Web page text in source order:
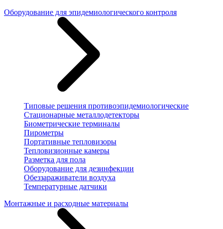
Оборудование для эпидемиологического контроля
Типовые решения противоэпидемиологические
Стационарные металлодетекторы
Биометрические терминалы
Пирометры
Портативные тепловизоры
Тепловизионные камеры
Разметка для пола
Оборудование для дезинфекции
Обеззараживатели воздуха
Температурные датчики
Монтажные и расходные материалы